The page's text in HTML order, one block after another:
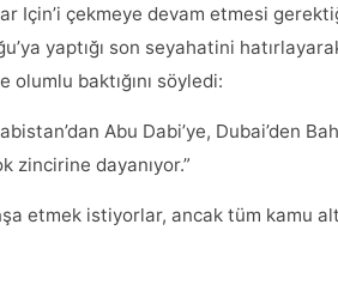
Için’i çekmeye devam etmesi
yaptığı son seyahatini
olumlu baktığını söyledi:
Abu Dabi’ye, Dubai’den
zincirine dayanıyor.”
etmek istiyorlar, ancak tüm kamu